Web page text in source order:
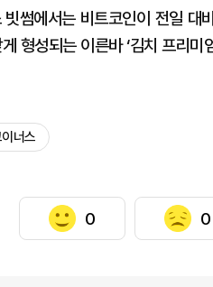
빗썸에서는 비트코인이 전일
형성되는 이른바 ‘김치 프리
너스
0 0